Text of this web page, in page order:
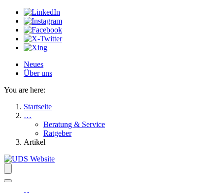
Neues
Über uns
You are here:
Startseite
…
Beratung & Service
Ratgeber
Artikel